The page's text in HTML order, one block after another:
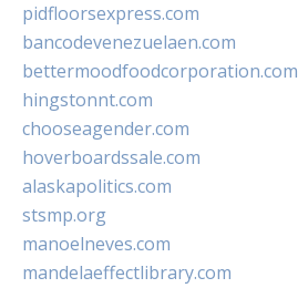
pidfloorsexpress.com
bancodevenezuelaen.com
bettermoodfoodcorporation.com
hingstonnt.com
chooseagender.com
hoverboardssale.com
alaskapolitics.com
stsmp.org
manoelneves.com
mandelaeffectlibrary.com